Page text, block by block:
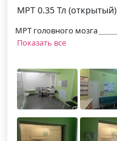
МРТ 0.35 Тл (открытый)
МРТ головного мозга
Показать все